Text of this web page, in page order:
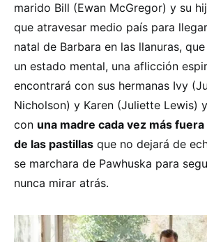
marido Bill (Ewan McGregor) y su
que atravesar medio país para
natal de Barbara en las llanuras,
un estado mental, una aflicción
encontrará con sus hermanas Ivy
Nicholson) y Karen (Juliette Lewis)
con una madre cada vez más
de las pastillas que no dejará de
se marchara de Pawhuska para
nunca mirar atrás.